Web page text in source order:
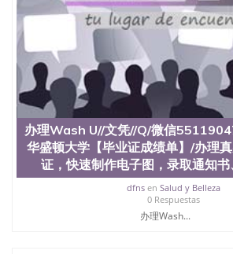
名综合性公立大学，它以极高的就业
茅的毕业薪资，浓厚的多元化学术氛
教育质量，被《福克斯》杂志评选为
合性大学，每年有来自世界各地的成
生前往求学。 至今，这是一所在世界
位、声誉、实习机会和影响力的高等
誉为美国本科教育质量的核心代表。
计系更是在当今美国大学教学排名中
业生大多可以在其所处地域的世界硅
机会。许多硅谷公司甚至在学生大三
供许多相应科系的实习机会。无论是
(UC)，还是加州州立大学系统(CSU),
都占据着加州所有大学中的地理位置
学座落于硅谷(Silicon Valley), 于附近
地区为全美的重要科技中心。约有学
办理Wash U//文凭//Q/微信
华盛顿大学【毕业证成绩单】/办理
证，快速制作电子图，录取通知书
dfnsen Salud y Belleza
0 Respuestas
办理Wash...